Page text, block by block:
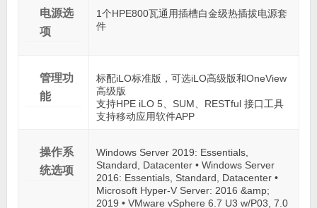
电源选
项
1个HPE800瓦通用插槽白金级热插拔电源套
件
管理功
能
标配iLO标准版，可选iLO高级版和OneView
高级版
支持HPE iLO 5、SUM、RESTful 接口工具
支持移动应用软件APP
操作系
统选项
Windows Server 2019: Essentials,
Standard, Datacenter • Windows Server
2016: Essentials, Standard, Datacenter •
Microsoft Hyper-V Server: 2016 &amp;
2019 • VMware vSphere 6.7 U3 w/P03, 7.0